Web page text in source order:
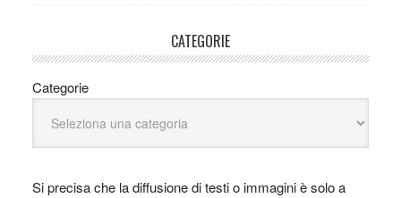
CATEGORIE
Categorie
Si precisa che la diffusione di testi o immagini è solo a